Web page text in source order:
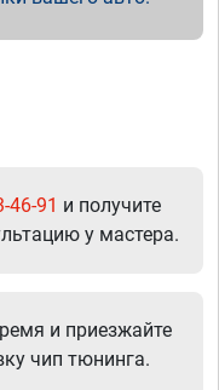
46-91 и получите
у мастера.
и приезжайте
чип тюнинга.